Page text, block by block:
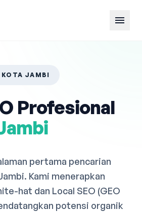
menu
KOTA JAMBI
Profesional
pertama pencarian
Kami menerapkan
hat dan Local SEO (GEO
potensi organik